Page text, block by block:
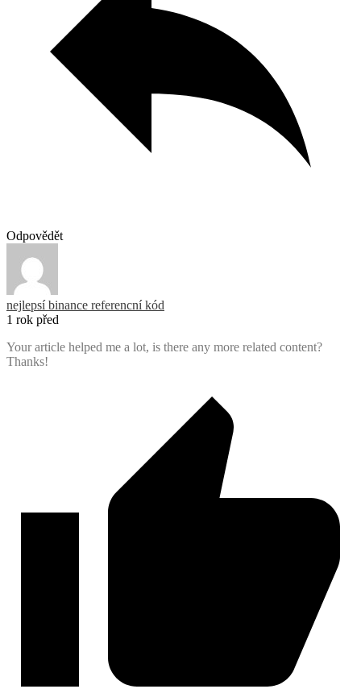
Odpovědět
nejlepsí binance referencní kód
1 rok před
Your article helped me a lot, is there any more related content?
Thanks!